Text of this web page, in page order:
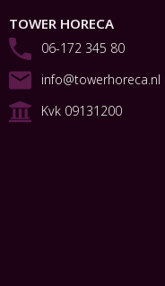
TOWER HORECA
06-172 345 80
info@towerhoreca.nl
Kvk 09131200